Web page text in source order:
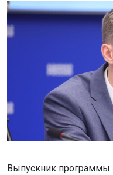
Выпускник программы